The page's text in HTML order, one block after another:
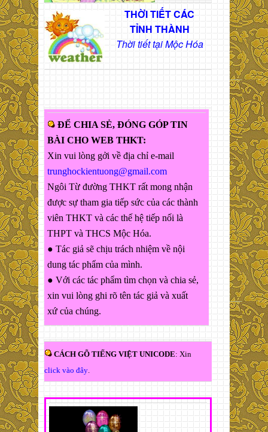
THỜI TIẾT CÁC
TỈNH THÀNH
Thời tiết tại Mộc Hóa
ĐỂ CHIA SẺ, ĐÓNG GÓP TIN
BÀI CHO WEB THKT:
Xin vui lòng gởi về địa chỉ e-mail
trunghockientuong@gmail.com
Ngôi Từ đường THKT rất mong nhận
được sự tham gia tiếp sức của các thành
viên THKT và các thế hệ tiếp nối là
THPT và THCS Mộc Hóa.
● Tác giả sẽ chịu trách nhiệm về nội
dung tác phẩm của mình.
● Với các tác phẩm tìm chọn và chia sẻ,
xin vui lòng ghi rõ tên tác giả và xuất
xứ của chúng.
CÁCH GÕ TIẾNG VIỆT UNICODE: Xin
click vào đây.